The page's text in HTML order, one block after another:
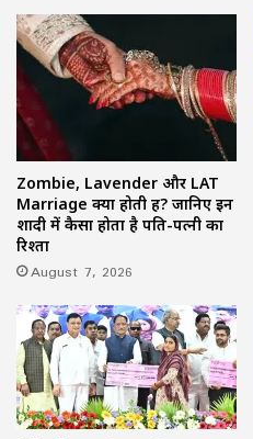
Zombie, Lavender और LAT
Marriage क्या होती हैं? जानिए इन
शादी में कैसा होता है पति-पत्नी का
रिश्ता
August 7, 2026